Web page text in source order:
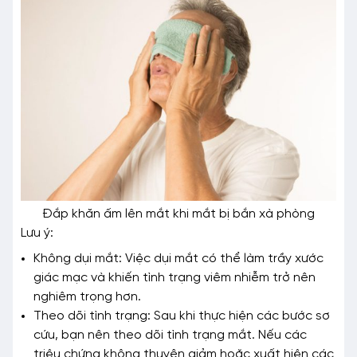
Đắp khăn ấm lên mắt khi mắt bị bắn xà phòng
Lưu ý:
Không dụi mắt: Việc dụi mắt có thể làm trầy xước
giác mạc và khiến tình trạng viêm nhiễm trở nên
nghiêm trọng hơn.
Theo dõi tình trạng: Sau khi thực hiện các bước sơ
cứu, bạn nên theo dõi tình trạng mắt. Nếu các
triệu chứng không thuyên giảm hoặc xuất hiện các